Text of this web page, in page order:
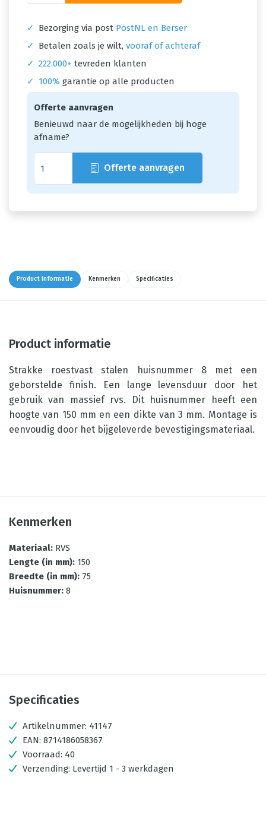
✓ Bezorging via post PostNL en Berser
✓
Betalen zoals je wilt, vooraf of achteraf
✓ 222.000+ tevreden klanten
✓
100% garantie op alle producten
Offerte aanvragen
Benieuwd naar de mogelijkheden bij hoge
afname?
Offerte aanvragen
Product informatie Kenmerken Specificaties
Product informatie
Strakke roestvast stalen huisnummer 8 met een
geborstelde finish. Een lange levensduur door het
gebruik van massief rvs. Dit huisnummer heeft een
hoogte van 150 mm en een dikte van 3 mm. Montage is
eenvoudig door het bijgeleverde bevestigingsmateriaal.
Kenmerken
Materiaal: RVS
Lengte (in mm): 150
Breedte (in mm): 75
Huisnummer: 8
Specificaties
Artikelnummer: 41147
EAN: 8714186058367
Voorraad: 40
Verzending: Levertijd 1 - 3 werkdagen